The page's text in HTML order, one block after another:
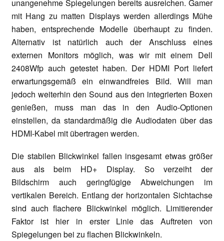
unangenehme Spiegelungen bereits ausreichen. Gamer
mit Hang zu matten Displays werden allerdings Mühe
haben, entsprechende Modelle überhaupt zu finden.
Alternativ ist natürlich auch der Anschluss eines
externen Monitors möglich, was wir mit einem Dell
2408Wfp auch getestet haben. Der HDMI Port liefert
erwartungsgemäß ein einwandfreies Bild. Will man
jedoch weiterhin den Sound aus den integrierten Boxen
genießen, muss man das in den Audio-Optionen
einstellen, da standardmäßig die Audiodaten über das
HDMI-Kabel mit übertragen werden.
Die stabilen Blickwinkel fallen insgesamt etwas größer
aus als beim HD+ Display. So verzeiht der
Bildschirm auch geringfügige Abweichungen im
vertikalen Bereich. Entlang der horizontalen Sichtachse
sind auch flachere Blickwinkel möglich. Limitierender
Faktor ist hier in erster Linie das Auftreten von
Spiegelungen bei zu flachen Blickwinkeln.